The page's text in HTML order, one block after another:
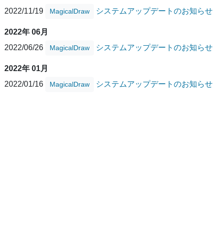
2022/11/19
MagicalDraw システムアップデートのお知らせ
2022年 06月
2022/06/26
MagicalDraw システムアップデートのお知らせ
2022年 01月
2022/01/16
MagicalDraw システムアップデートのお知らせ